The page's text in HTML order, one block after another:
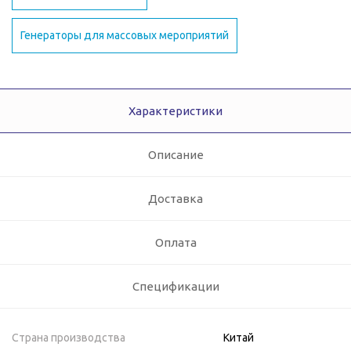
Генераторы для массовых мероприятий
Характеристики
Описание
Доставка
Оплата
Спецификации
Страна производства Китай